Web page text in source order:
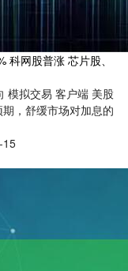
网股普涨 芯片股、
模拟交易 客户端 美股
，舒缓市场对加息的
15